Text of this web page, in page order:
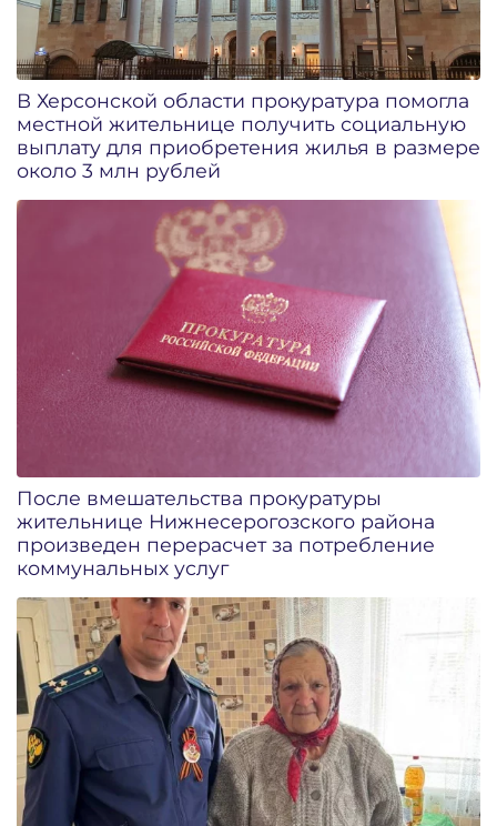
В Херсонской области прокуратура помогла
местной жительнице получить социальную
выплату для приобретения жилья в размере
около 3 млн рублей
После вмешательства прокуратуры
жительнице Нижнесерогозского района
произведен перерасчет за потребление
коммунальных услуг